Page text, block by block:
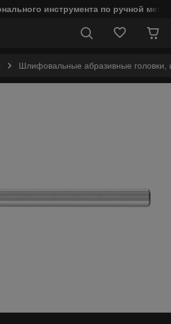
инструмента по ручной
Шлифовальные абразивные головки,